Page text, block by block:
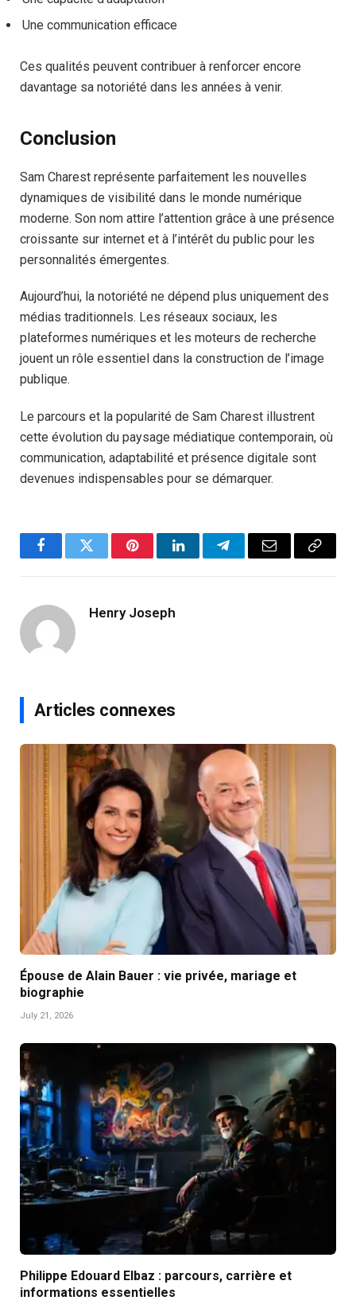
Une communication efficace
Ces qualités peuvent contribuer à renforcer encore
davantage sa notoriété dans les années à venir.
Conclusion
Sam Charest représente parfaitement les nouvelles
dynamiques de visibilité dans le monde numérique
moderne. Son nom attire l’attention grâce à une présence
croissante sur internet et à l’intérêt du public pour les
personnalités émergentes.
Aujourd’hui, la notoriété ne dépend plus uniquement des
médias traditionnels. Les réseaux sociaux, les
plateformes numériques et les moteurs de recherche
jouent un rôle essentiel dans la construction de l’image
publique.
Le parcours et la popularité de Sam Charest illustrent
cette évolution du paysage médiatique contemporain, où
communication, adaptabilité et présence digitale sont
devenues indispensables pour se démarquer.
FacebookTwitter PinterestLinkedInTelegramEmail
Copy
Henry Joseph
Articles connexes
Épouse de Alain Bauer : vie privée, mariage et
biographie
July 21, 2026
Philippe Edouard Elbaz : parcours, carrière et
informations essentielles